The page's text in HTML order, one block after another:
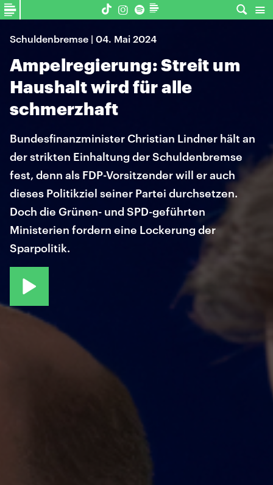
Schuldenbremse | 04. Mai 2024
Ampelregierung: Streit um
Haushalt wird für alle
schmerzhaft
Bundesfinanzminister Christian Lindner hält an
der strikten Einhaltung der Schuldenbremse
fest, denn als FDP-Vorsitzender will er auch
dieses Politikziel seiner Partei durchsetzen.
Doch die Grünen- und SPD-geführten
Ministerien fordern eine Lockerung der
Sparpolitik.